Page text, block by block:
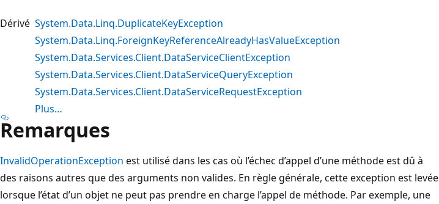
Dérivé System.Data.Linq.DuplicateKeyException
System.Data.Linq.ForeignKeyReferenceAlreadyHasValueException
System.Data.Services.Client.DataServiceClientException
System.Data.Services.Client.DataServiceQueryException
System.Data.Services.Client.DataServiceRequestException
Plus…
Remarques
InvalidOperationException est utilisé dans les cas où l’échec d’appel d’une méthode est dû à
des raisons autres que des arguments non valides. En règle générale, cette exception est levée
lorsque l’état d’un objet ne peut pas prendre en charge l’appel de méthode. Par exemple, une